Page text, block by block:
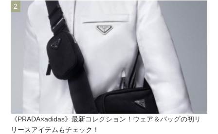
《PRADA×adidas》最新コレクション！ウェア＆バッグの初リ
リースアイテムもチェック！